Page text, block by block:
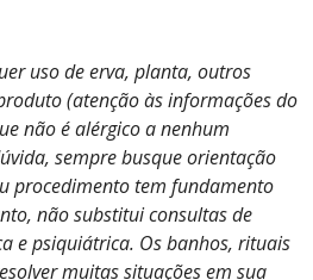
uso de erva, planta, outros
(atenção às informações do
não é alérgico a nenhum
sempre busque orientação
procedimento tem fundamento
não substitui consultas de
e psiquiátrica. Os banhos, rituais
muitas situações em sua